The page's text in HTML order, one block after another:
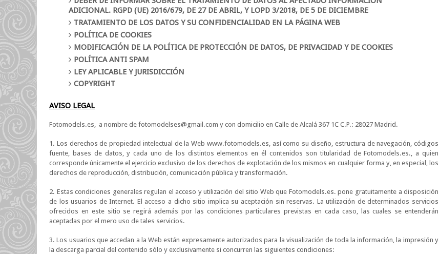
ADICIONAL. RGPD (UE) 2016/679, DE 27 DE ABRIL, Y LOPD 3/2018, DE 5 DE DICIEMBRE
TRATAMIENTO DE LOS DATOS Y SU CONFIDENCIALIDAD EN LA PÁGINA WEB
POLÍTICA DE COOKIES
MODIFICACIÓN DE LA POLÍTICA DE PROTECCIÓN DE DATOS, DE PRIVACIDAD Y DE COOKIES
POLÍTICA ANTI SPAM
LEY APLICABLE Y JURISDICCIÓN
COPYRIGHT
AVISO LEGAL
Fotomodels.es, a nombre de fotomodelses@gmail.com y con domicilio en Calle de Alcalá 367 1C C.P.: 28027 Madrid.
1. Los derechos de propiedad intelectual de la Web www.fotomodels.es, así como su diseño, estructura de navegación, códigos
fuente, bases de datos, y cada uno de los distintos elementos en él contenidos son titularidad de Fotomodels.es., a quien
corresponde únicamente el ejercicio exclusivo de los derechos de explotación de los mismos en cualquier forma y, en especial, los
derechos de reproducción, distribución, comunicación pública y transformación.
2. Estas condiciones generales regulan el acceso y utilización del sitio Web que Fotomodels.es. pone gratuitamente a disposición
de los usuarios de Internet. El acceso a dicho sitio implica su aceptación sin reservas. La utilización de determinados servicios
ofrecidos en este sitio se regirá además por las condiciones particulares previstas en cada caso, las cuales se entenderán
aceptadas por el mero uso de tales servicios.
3. Los usuarios que accedan a la Web están expresamente autorizados para la visualización de toda la información, la impresión y
la descarga parcial del contenido sólo y exclusivamente si concurren las siguientes condiciones: